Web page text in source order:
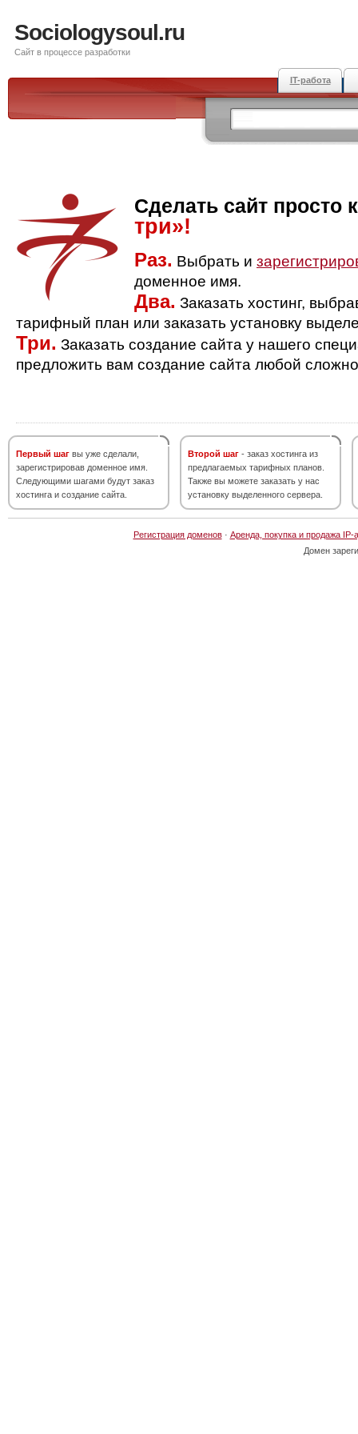
Sociologysoul.ru
Сайт в процессе разработки
IT-работа
Сделать сайт просто
три»!
Раз. Выбрать и
доменное имя.
Два. Заказать хостинг,
тарифный план или заказать установку
Три. Заказать создание сайта у нашего
предложить вам создание сайта любой
Первый шаг вы уже сделали,
зарегистрировав доменное имя.
Следующими шагами будут заказ
хостинга и создание сайта.
Второй шаг - заказ хостинга из
предлагаемых тарифных планов.
Также вы можете заказать у нас
установку выделенного сервера.
Регистрация доменов· Аренда, покупка и продажа IP-
Домен